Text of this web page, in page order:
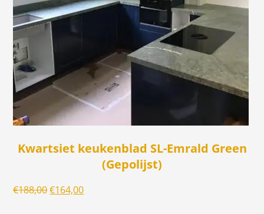
Kwartsiet keukenblad SL-Emrald Green
(Gepolijst)
€188,00Oorspronkelijke
€164,00Huidige